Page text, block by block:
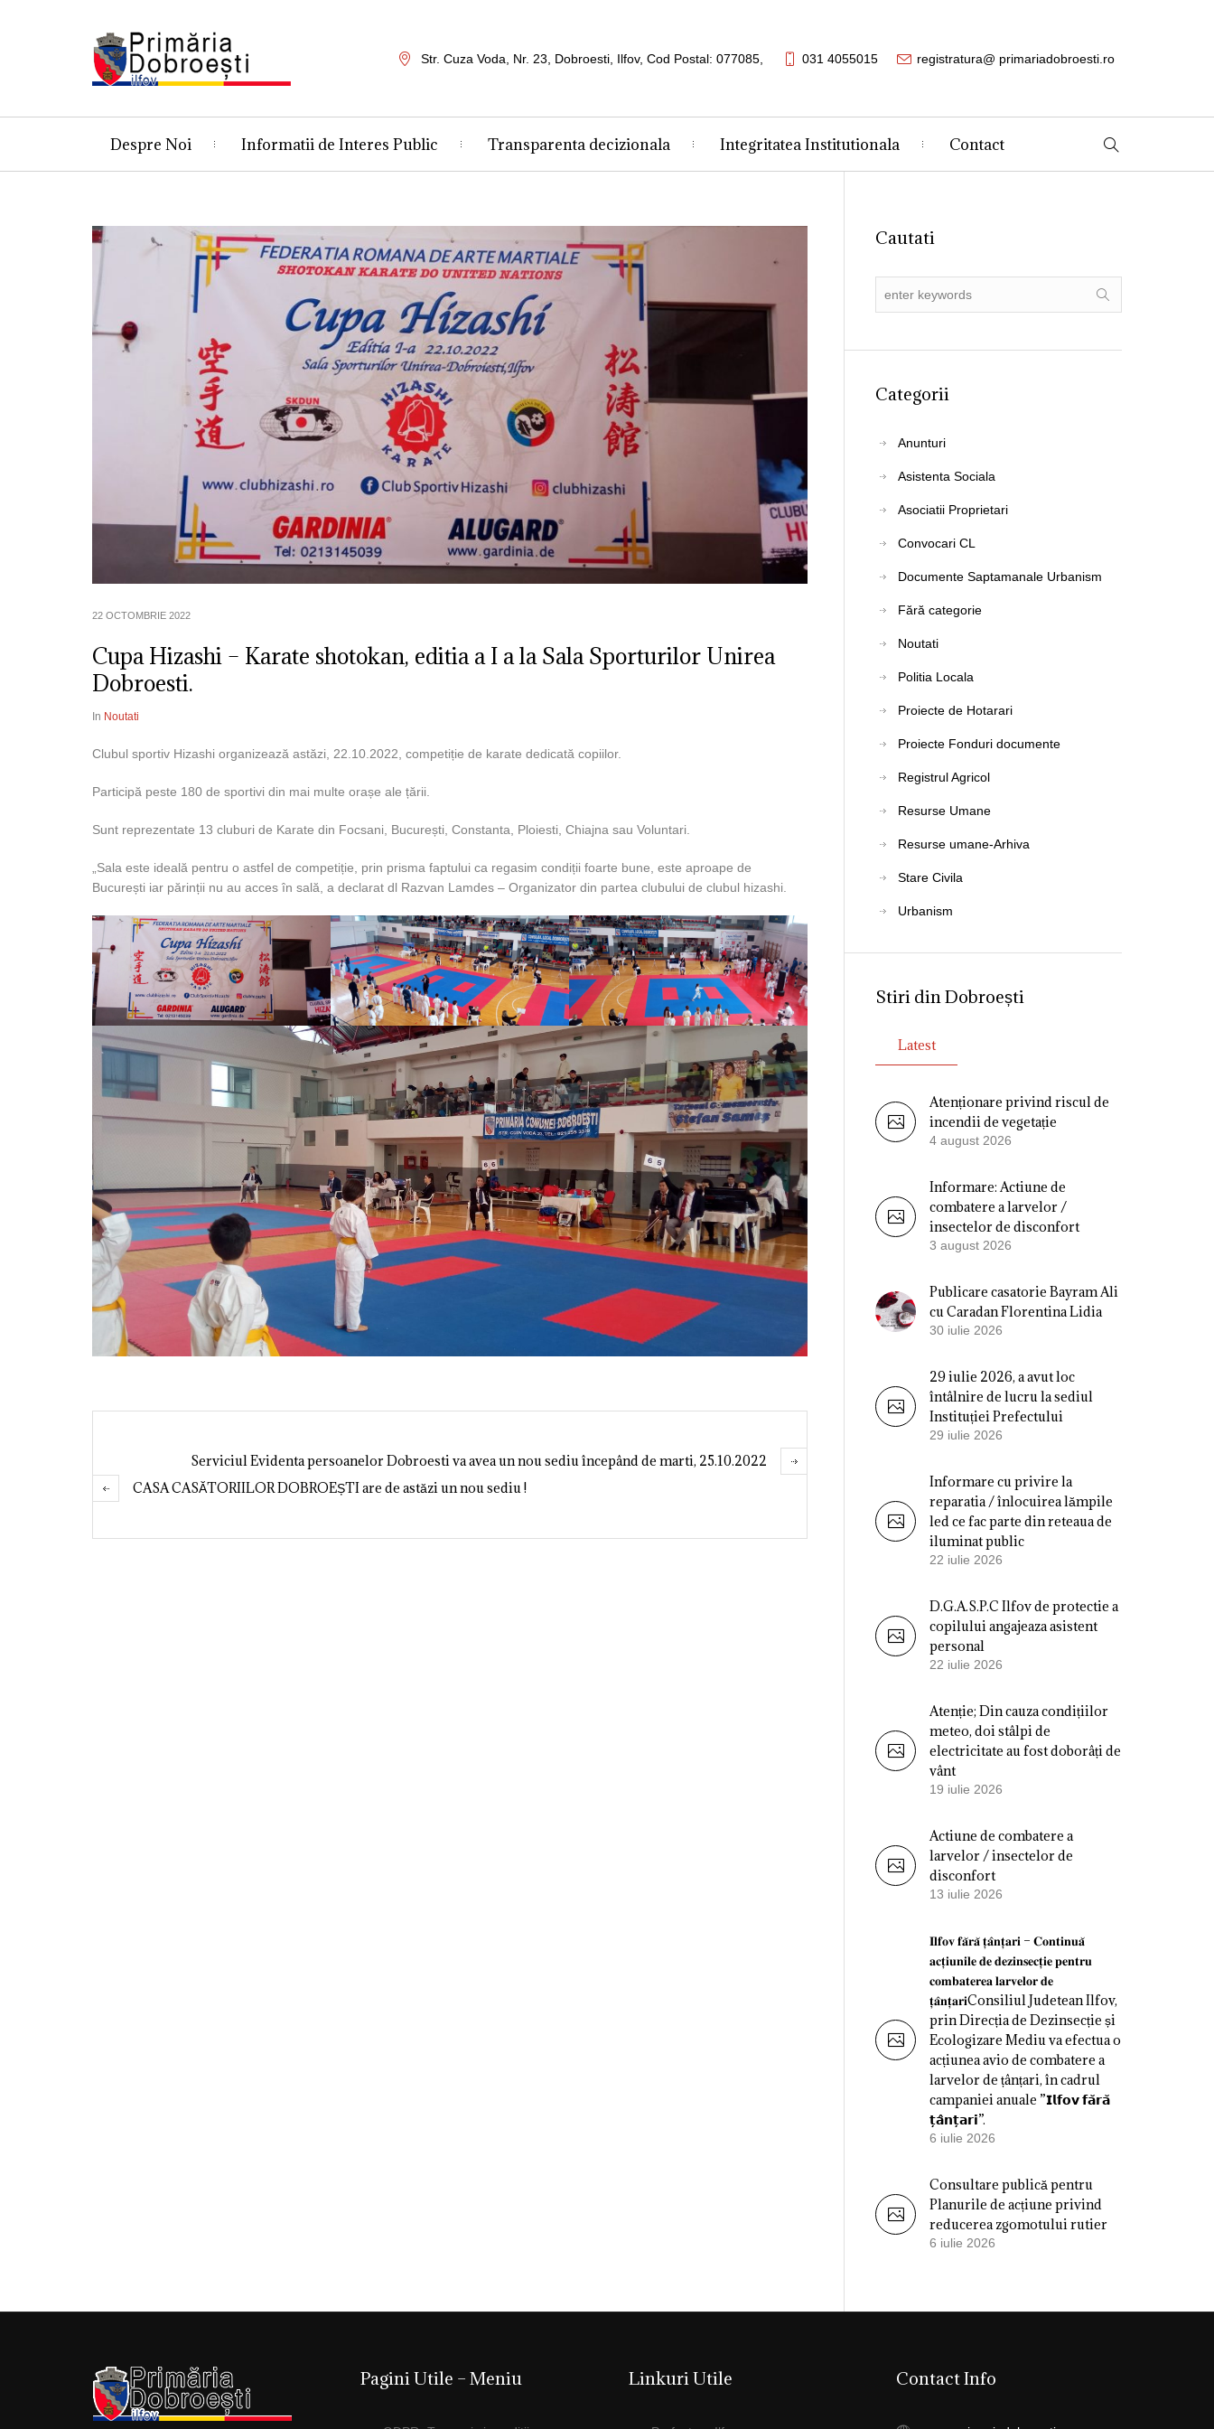
Str. Cuza Voda, Nr. 23, Dobroesti, Ilfov, Cod Postal: 077085, 031 4055015 registratura@ primariadobroesti.ro
Despre Noi Informatii de Interes Public Transparenta decizionala Integritatea Institutionala Contact
22 OCTOMBRIE 2022
Cupa Hizashi – Karate shotokan, editia a I a la Sala Sporturilor Unirea
Dobroesti.
In Noutati
Clubul sportiv Hizashi organizează astăzi, 22.10.2022, competiție de karate dedicată copiilor.
Participă peste 180 de sportivi din mai multe orașe ale țării.
Sunt reprezentate 13 cluburi de Karate din Focsani, București, Constanta, Ploiesti, Chiajna sau Voluntari.
„Sala este ideală pentru o astfel de competiție, prin prisma faptului ca regasim condiții foarte bune, este aproape de
București iar părinții nu au acces în sală, a declarat dl Razvan Lamdes – Organizator din partea clubului de clubul hizashi.
Serviciul Evidenta persoanelor Dobroesti va avea un nou sediu începând de marti, 25.10.2022
CASA CASĂTORIILOR DOBROEȘTI are de astăzi un nou sediu !
Cautati
Categorii
Anunturi
Asistenta Sociala
Asociatii Proprietari
Convocari CL
Documente Saptamanale Urbanism
Fără categorie
Noutati
Politia Locala
Proiecte de Hotarari
Proiecte Fonduri documente
Registrul Agricol
Resurse Umane
Resurse umane-Arhiva
Stare Civila
Urbanism
Stiri din Dobroești
Latest
Atenționare privind riscul de
incendii de vegetație
4 august 2026
Informare: Actiune de
combatere a larvelor /
insectelor de disconfort
3 august 2026
Publicare casatorie Bayram Ali
cu Caradan Florentina Lidia
30 iulie 2026
29 iulie 2026, a avut loc
întâlnire de lucru la sediul
Instituției Prefectului
29 iulie 2026
Informare cu privire la
reparatia / înlocuirea lămpile
led ce fac parte din reteaua de
iluminat public
22 iulie 2026
D.G.A.S.P.C Ilfov de protectie a
copilului angajeaza asistent
personal
22 iulie 2026
Atenție; Din cauza condițiilor
meteo, doi stâlpi de
electricitate au fost doborâți de
vânt
19 iulie 2026
Actiune de combatere a
larvelor / insectelor de
disconfort
13 iulie 2026
𝐈𝐥𝐟𝐨𝐯 𝐟𝐚̆𝐫𝐚̆ 𝐭̦𝐚̂𝐧𝐭̦𝐚𝐫𝐢 – 𝐂𝐨𝐧𝐭𝐢𝐧𝐮𝐚̆
𝐚𝐜𝐭̦𝐢𝐮𝐧𝐢𝐥𝐞 𝐝𝐞 𝐝𝐞𝐳𝐢𝐧𝐬𝐞𝐜𝐭̦𝐢𝐞 𝐩𝐞𝐧𝐭𝐫𝐮
𝐜𝐨𝐦𝐛𝐚𝐭𝐞𝐫𝐞𝐚 𝐥𝐚𝐫𝐯𝐞𝐥𝐨𝐫 𝐝𝐞
𝐭̦𝐚̂𝐧𝐭̦𝐚𝐫𝐢Consiliul Judetean Ilfov,
prin Direcția de Dezinsecție și
Ecologizare Mediu va efectua o
acțiunea avio de combatere a
larvelor de țânțari, în cadrul
campaniei anuale ”𝗜𝗹𝗳𝗼𝘃 𝗳𝗮̆𝗿𝗮̆
𝘁̦𝗮̂𝗻𝘁̦𝗮𝗿𝗶”.
6 iulie 2026
Consultare publică pentru
Planurile de acțiune privind
reducerea zgomotului rutier
6 iulie 2026
Pagini Utile – Meniu Linkuri Utile Contact Info